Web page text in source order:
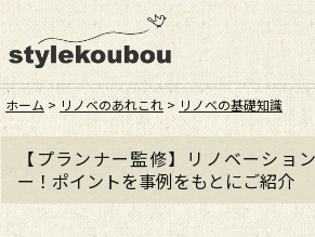
ホーム > リノベのあれこれ > リノベの基礎知識
【プランナー監修】リノベーショ
ー！ポイントを事例をもとにご紹介